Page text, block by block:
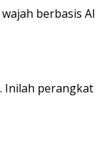
berbasis AI
Inilah perangkat